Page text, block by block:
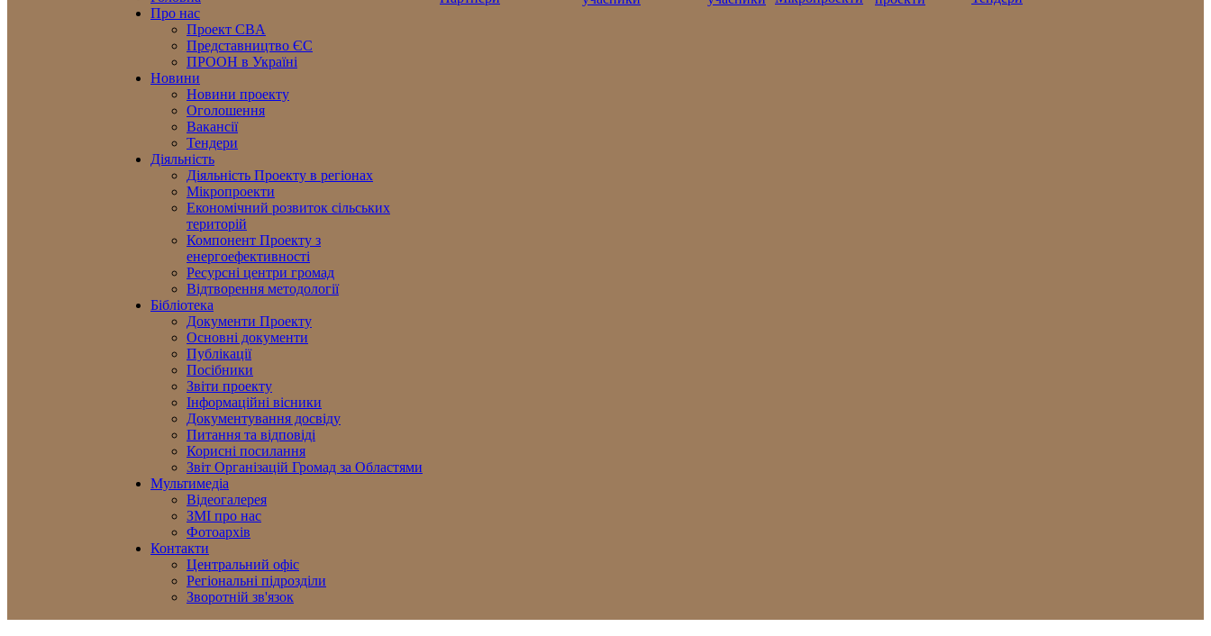
Про нас
Проект CBA
Представництво ЄС
ПРООН в Україні
Новини
Новини проекту
Оголошення
Вакансії
Тендери
Діяльність
Діяльність Проекту в регіонах
Мікропроекти
Економічний розвиток сільських
територій
Компонент Проекту з
енергоефективності
Ресурсні центри громад
Відтворення методології
Бібліотека
Документи Проекту
Основні документи
Публікації
Посібники
Звіти проекту
Інформаційні вісники
Документування досвіду
Питання та відповіді
Корисні посилання
Звіт Організацій Громад за Областями
Мультимедіа
Відеогалерея
ЗМІ про нас
Фотоархів
Контакти
Центральний офіс
Регіональні підрозділи
Зворотній зв'язок